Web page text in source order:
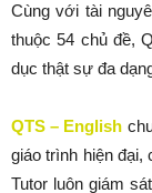
Cùng với tài
thuộc 54 chủ đề,
dục thật sự đa
QTS – English
giáo trình hiện đại,
Tutor luôn giám